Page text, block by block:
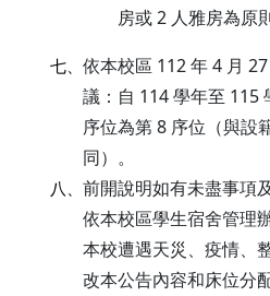
房或 2 人雅房為原則
七、 依本校區 112 年 4 月
議：自 114 學年至 115
序位為第 8 序位（與設
同）。
八、 前開說明如有未盡事項
依本校區學生宿舍管理
本校遭遇天災、疫情、
改本公告內容和床位分配